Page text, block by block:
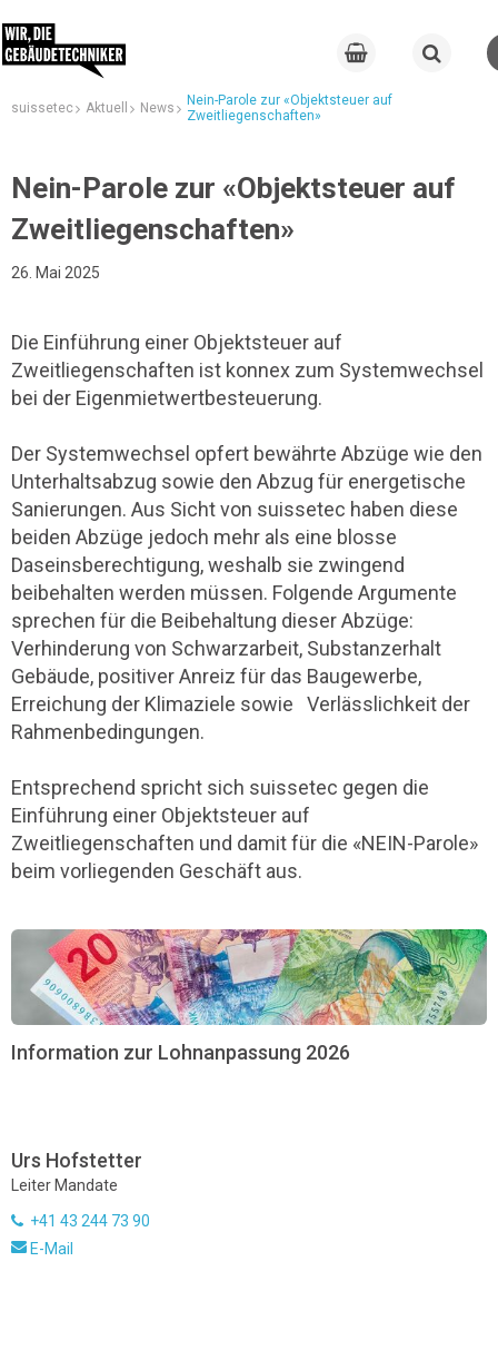
suissetec Aktuell News
Nein-Parole zur «Objektsteuer auf
Zweitliegenschaften»
Nein-Parole zur «Objektsteuer auf
Zweitliegenschaften»
26. Mai 2025
Die Einführung einer Objektsteuer auf
Zweitliegenschaften ist konnex zum Systemwechsel
bei der Eigenmietwertbesteuerung.
Der Systemwechsel opfert bewährte Abzüge wie den
Unterhaltsabzug sowie den Abzug für energetische
Sanierungen. Aus Sicht von suissetec haben diese
beiden Abzüge jedoch mehr als eine blosse
Daseinsberechtigung, weshalb sie zwingend
beibehalten werden müssen. Folgende Argumente
sprechen für die Beibehaltung dieser Abzüge:
Verhinderung von Schwarzarbeit, Substanzerhalt
Gebäude, positiver Anreiz für das Baugewerbe,
Erreichung der Klimaziele sowie Verlässlichkeit der
Rahmenbedingungen.
Entsprechend spricht sich suissetec gegen die
Einführung einer Objektsteuer auf
Zweitliegenschaften und damit für die «NEIN-Parole»
beim vorliegenden Geschäft aus.
Information zur Lohnanpassung 2026
Urs Hofstetter
Leiter Mandate
+41 43 244 73 90
E-Mail